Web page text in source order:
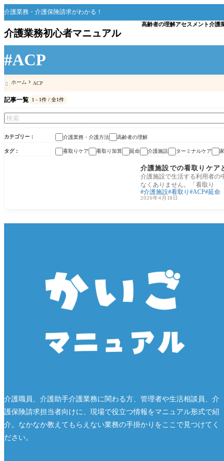
#ACP
介護業務・介護保険請求がわかる！
介護業務初心者マニュアル
高齢者の理解アセスメント介護
 ホーム ACP
記事一覧 1 - 1件 / 全1件
カテゴリー 介護業務・介護方法 高齢者の理解
タグ 看取りケア 看取り加算 延命 介護施設 ターミナルケア
介護業務・介護方法
介護施設での看取りケア
介護施設で生活する利用者の
なくありません。「看取り
介護施設 看取り ACP 延命
2026年4月18日
介護職員、介護助手介護業務に関わる方、管理者や生活相談員、介
護保険請求担当者向けに、現場で役立つ情報をマニュアル形式で紹
介。なかなか教えてもらえない業務の手掛かりをここで見つけてく
ださい。